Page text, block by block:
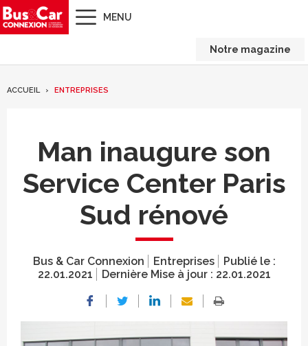
MENU
Notre magazine
ACCUEIL ENTREPRISES
Man inaugure son
Service Center Paris
Sud rénové
Bus & Car Connexion Entreprises
Publié le :
22.01.2021
Dernière Mise à jour : 22.01.2021